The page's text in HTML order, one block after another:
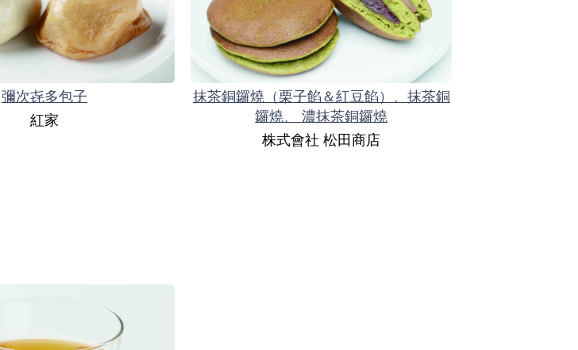
彌次㐂多包子
紅家
抹茶銅鑼燒（栗子餡＆紅豆餡）、抹茶銅
鑼燒、 濃抹茶銅鑼燒
株式會社 松田商店